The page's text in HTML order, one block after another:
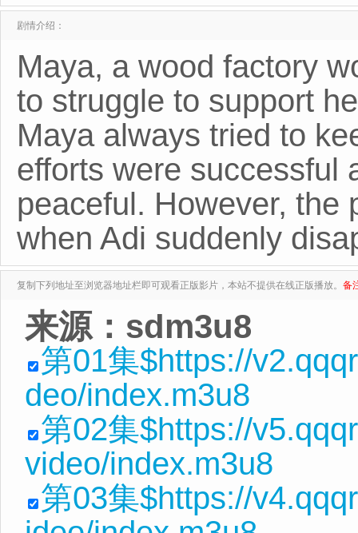
剧情介绍：
Maya, a wood factory
to struggle to support
Maya always tried to
efforts were successful
peaceful. However, the
when Adi suddenly
复制下列地址至浏览器地址栏即可观看正版影片，本站不提供在线正版播放。 备
来源：sdm3u8
第01集$https://
deo/index.m3u8
第02集$https://
video/index.m3u8
第03集$https://